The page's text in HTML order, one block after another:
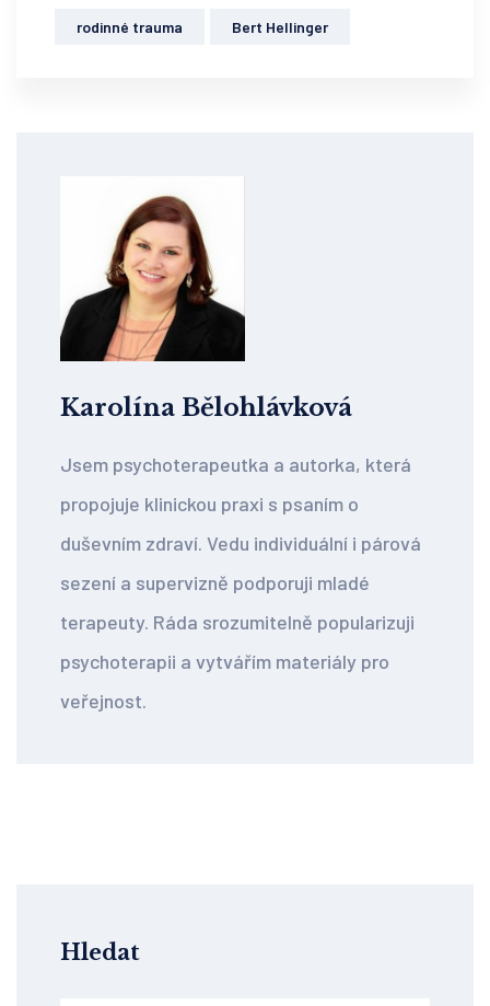
rodinné trauma Bert Hellinger
Karolína Bělohlávková
Jsem psychoterapeutka a autorka, která
propojuje klinickou praxi s psaním o
duševním zdraví. Vedu individuální i párová
sezení a supervizně podporuji mladé
terapeuty. Ráda srozumitelně popularizuji
psychoterapii a vytvářím materiály pro
veřejnost.
Hledat